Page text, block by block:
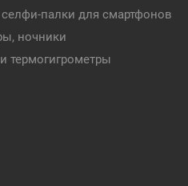
палки для смартфонов
ночники
термогигрометры